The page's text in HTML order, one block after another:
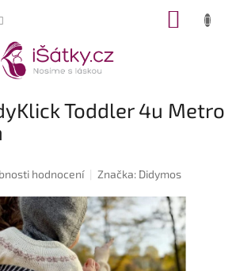
Toddler 4u Metro
hodnocení Značka: Didymos